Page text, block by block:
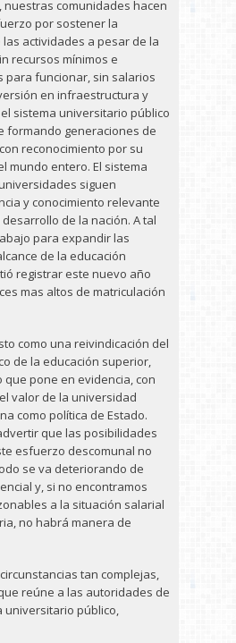
nuestras comunidades hacen
por sostener la
actividades a pesar de la
recursos mínimos e
para funcionar, sin salarios
en infraestructura y
sistema universitario público
formando generaciones de
reconocimiento por su
mundo entero. El sistema
siguen
y conocimiento relevante
de la nación. A tal
para expandir las
de la educación
registrar este nuevo año
mas altos de matriculación
como una reivindicación del
de la educación superior,
que pone en evidencia, con
valor de la universidad
como política de Estado.
que las posibilidades
esfuerzo descomunal no
se va deteriorando de
y, si no encontramos
a la situación salarial
no habrá manera de
tan complejas,
reúne a las autoridades de
universitario público,